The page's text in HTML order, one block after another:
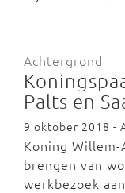
Achtergrond
Palts en
9 oktober 2018 -
Koning
brengen van
werkbezoek